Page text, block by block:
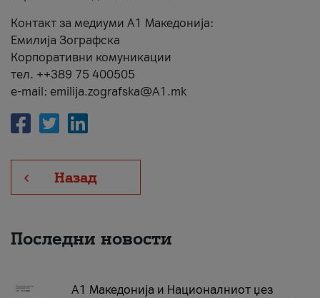
Контакт за медиуми А1 Македонија:
Емилија Зографска
Корпоративни комуникации
тел. ++389 75 400505
e-mail: emilija.zografska@A1.mk
Назад
Последни новости
А1 Македонија и Националниот џез